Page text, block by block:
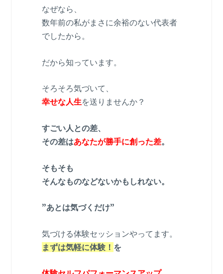
なぜなら、
数年前の私がまさに余裕のない代表者
でしたから。
だから知っています。
そろそろ気づいて、
幸せな人生を送りませんか？
すごい人との差、
その差はあなたが勝手に創った差。
そもそも
そんなものなどないかもしれない。
”あとは気づくだけ”
気づける体験セッションやってます。
まずは気軽に体験！ を